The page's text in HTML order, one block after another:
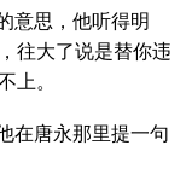
意思，他听得明
往大了说是替你违
上。
在唐永那里提一句